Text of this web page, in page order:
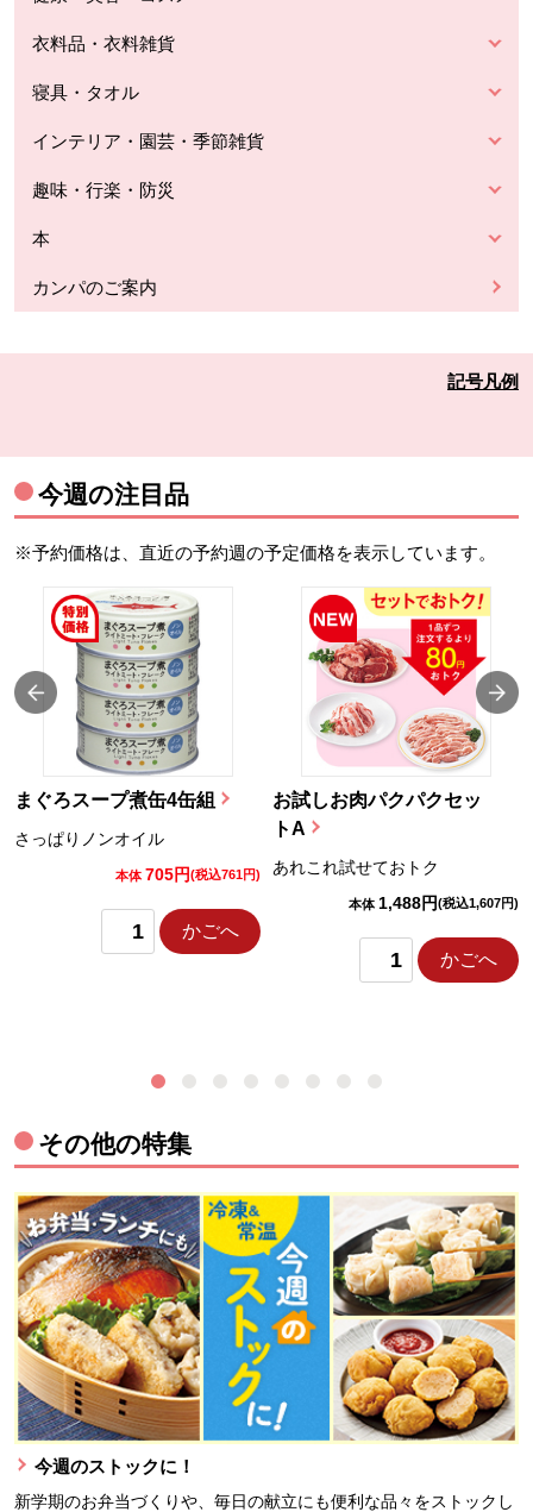
衣料品・衣料雑貨
寝具・タオル
インテリア・園芸・季節雑貨
趣味・行楽・防災
本
カンパのご案内
記号凡例
今週の注目品
※予約価格は、直近の予約週の予定価格を表示しています。
まぐろスープ煮缶4缶組
さっぱりノンオイル
本体 705円(税込761円)
かごへ
お試しお肉パクパクセッ
トA
あれこれ試せておトク
本体 1,488円(税込1,607円)
かごへ
その他の特集
今週のストックに！
新学期のお弁当づくりや、毎日の献立にも便利な品々をストックし